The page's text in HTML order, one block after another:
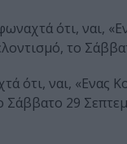
ότι, ναι,
το
ναι, «Ενας
Σάββατο 29